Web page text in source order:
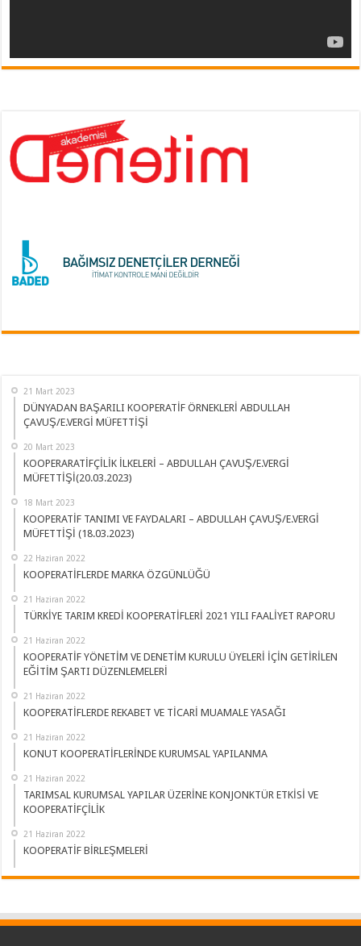
21 Mart 2023
DÜNYADAN BAŞARILI KOOPERATİF ÖRNEKLERİ ABDULLAH
ÇAVUŞ/E.VERGİ MÜFETTİŞİ
20 Mart 2023
KOOPERARATİFÇİLİK İLKELERİ – ABDULLAH ÇAVUŞ/E.VERGİ
MÜFETTİŞİ(20.03.2023)
18 Mart 2023
KOOPERATİF TANIMI VE FAYDALARI – ABDULLAH ÇAVUŞ/E.VERGİ
MÜFETTİŞİ (18.03.2023)
22 Haziran 2022
KOOPERATİFLERDE MARKA ÖZGÜNLÜĞÜ
21 Haziran 2022
TÜRKİYE TARIM KREDİ KOOPERATİFLERİ 2021 YILI FAALİYET RAPORU
21 Haziran 2022
KOOPERATİF YÖNETİM VE DENETİM KURULU ÜYELERİ İÇİN GETİRİLEN
EĞİTİM ŞARTI DÜZENLEMELERİ
21 Haziran 2022
KOOPERATİFLERDE REKABET VE TİCARİ MUAMALE YASAĞI
21 Haziran 2022
KONUT KOOPERATİFLERİNDE KURUMSAL YAPILANMA
21 Haziran 2022
TARIMSAL KURUMSAL YAPILAR ÜZERİNE KONJONKTÜR ETKİSİ VE
KOOPERATİFÇİLİK
21 Haziran 2022
KOOPERATİF BİRLEŞMELERİ